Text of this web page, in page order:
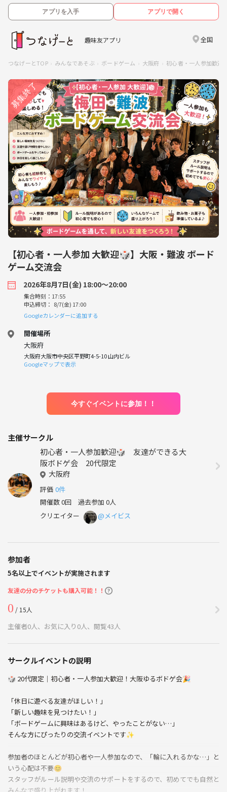
アプリを入手 アプリで開く
趣味友アプリ 全国
つなげーとTOP みんなであそぶ ボードゲーム 大阪府 初心者・一人参加歓
【初心者・一人参加 大歓迎🎲】大阪・難波 ボード
ゲーム交流会
2026年8月7日(金) 18:00〜20:00
集合時刻：17:55
申込締切： 8/7(金) 17:00
Googleカレンダーに追加する
開催場所
大阪府
大阪府大阪市中央区平野町4-5-10 山内ビル
Googleマップで表示
今すぐイベントに参加！！
主催サークル
初心者・一人参加歓迎🎲 友達ができる大
阪ボドゲ会 20代限定
大阪府
評価 0件
開催数 0回 過去参加 0人
クリエイター
@メイビス
参加者
5名以上でイベントが実施されます
友達の分のチケットも購入可能！！
0 / 15人
主催者0人、お気に入り0人、閲覧43人
サークルイベントの説明
🎲 20代限定｜初心者・一人参加大歓迎！大阪ゆるボドゲ会🎉
「休日に遊べる友達がほしい！」
「新しい趣味を見つけたい！」
「ボードゲームに興味はあるけど、やったことがない…」
そんな方にぴったりの交流イベントです✨
参加者のほとんどが初心者や一人参加なので、「輪に入れるかな…」と
いう心配は不要😊
スタッフがルール説明や交流のサポートをするので、初めてでも自然と